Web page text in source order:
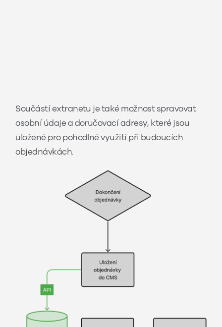
Součástí extranetu je také možnost spravovat
osobní údaje a doručovací adresy, které jsou
uložené pro pohodlné využití při budoucích
objednávkách.